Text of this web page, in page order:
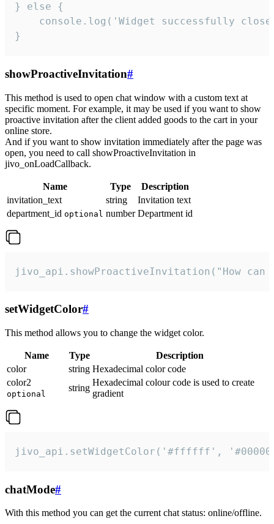
} else {
console.log('Widget successfully
}
showProactiveInvitation#
This method is used to open chat window with a custom text at
specific moment. For example, it may be used if you want to show
proactive invitation after the client added goods to the cart in your
online store.
And if you want to show invitation immediately after the page was
open, you need to call showProactiveInvitation in
jivo_onLoadCallback.
Name Type
Description
invitation_text
string
Invitation text
department_id optional number Department id
jivo_api.showProactiveInvitation("How
setWidgetColor#
This method allows you to change the widget color.
Name Type
Description
color
string Hexadecimal color code
color2
optional
string
Hexadecimal colour code is used to create
gradient
jivo_api.setWidgetColor('#ffffff',
chatMode#
With this method you can get the current chat status: online/offline.